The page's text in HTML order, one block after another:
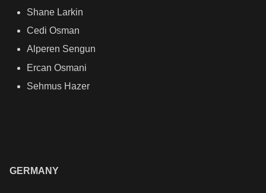
Shane Larkin
Cedi Osman
Alperen Sengun
Ercan Osmani
Sehmus Hazer
GERMANY